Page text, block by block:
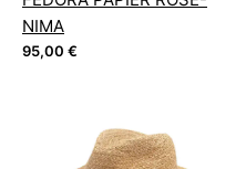
NIMA
95,00 €